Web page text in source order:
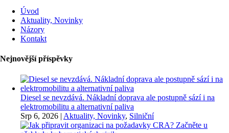
Úvod
Aktuality, Novinky
Názory
Kontakt
Nejnovější příspěvky
Diesel se nevzdává. Nákladní doprava ale postupně sází i na
elektromobilitu a alternativní paliva
Srp 6, 2026 | Aktuality, Novinky, Silniční